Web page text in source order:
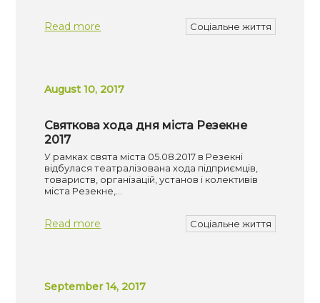
Read more Соціальне життя
August 10, 2017
Святкова хода дня міста Резекне
2017
У рамках свята міста 05.08.2017 в Резекні
відбулася театралізована хода підприємців,
товариств, організацій, установ і колективів
міста Резекне,…
Read more Соціальне життя
September 14, 2017